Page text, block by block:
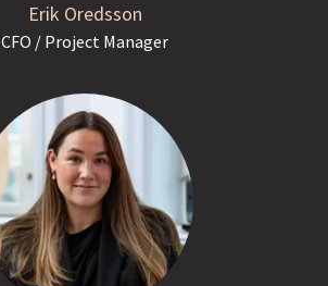
Erik Oredsson
CFO / Project Manager